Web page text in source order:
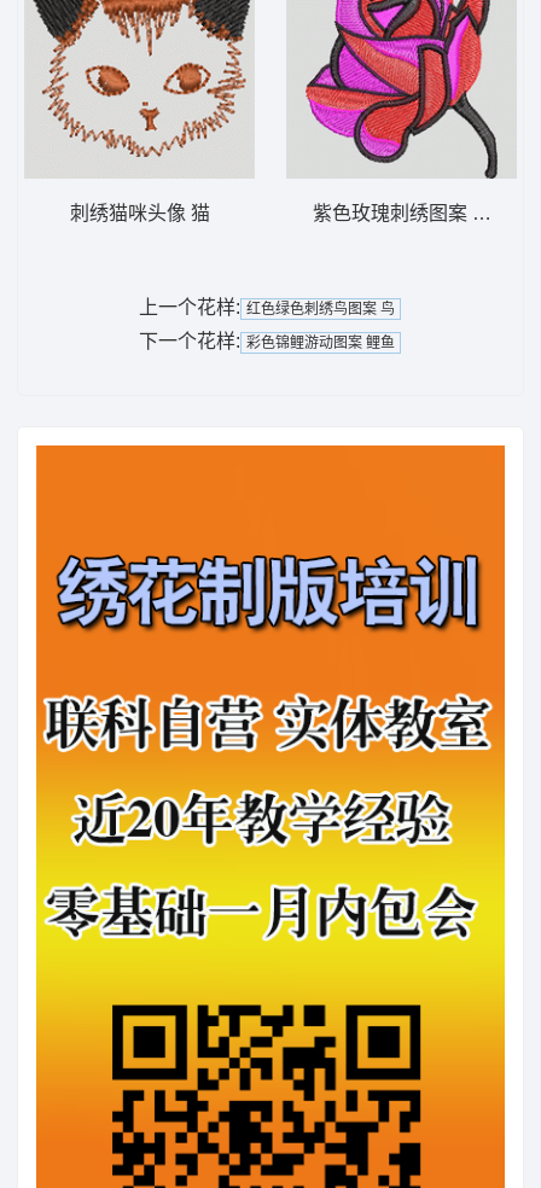
刺绣猫咪头像 猫 紫色玫瑰刺绣图案 靓花
上一个花样: 红色绿色刺绣鸟图案 鸟
下一个花样: 彩色锦鲤游动图案 鲤鱼